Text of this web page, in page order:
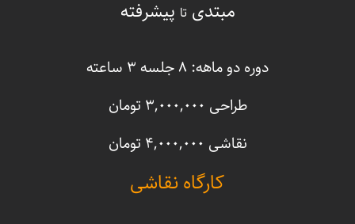
مبتدیتا پیشرفته
دوره دو ماهه: ۸ جلسه ۳ ساعته
طراحی ۳,۰۰۰,۰۰۰ تومان
نقاشی ۴,۰۰۰,۰۰۰ تومان
کارگاه نقاشی